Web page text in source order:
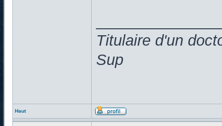
Titulaire d'un
Sup
Haut